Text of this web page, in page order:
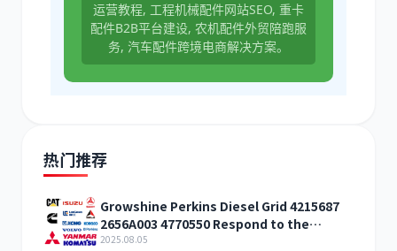
运营教程, 工程机械配件网站SEO, 重卡
配件B2B平台建设, 农机配件外贸陪跑服
务, 汽车配件跨境电商解决方案。
热门推荐
Growshine Perkins Diesel Grid 4215687
2656A003 4770550 Respond to the
discount
2025.08.05